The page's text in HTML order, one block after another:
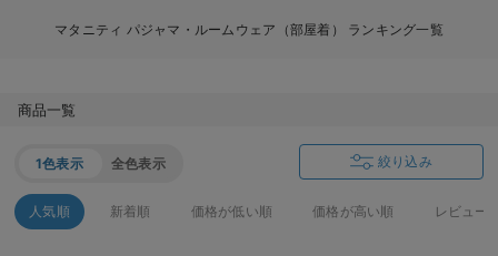
マタニティ・授乳パ
ンスパジャマ&2way
ィ・授乳パジャマ
マタニティ パジャマ・ルームウェア（部屋着） ランキング一覧
商品一覧
1色表示 全色表示 絞り込み
人気順 新着順 価格が低い順 価格が高い順 レビュー